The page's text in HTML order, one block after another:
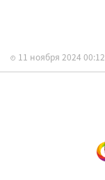
11 ноября 2024 00:12